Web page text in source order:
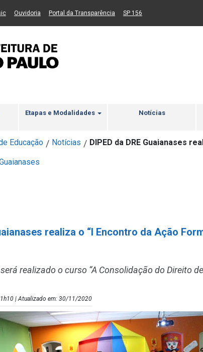
menu principal 2 Ir para busca Ir para rodapé
(Link para um novo sítio)
Ouvidoria (Link para um novo sítio)
Portal da Transparência (Link para um novo sítio)
SP 156
Etapas e Modalidades Notícias
Educação / Notícias / DIPED da DRE Guaianases
realiza o “I Encontro da Ação
realizado o curso “A Consolidação do Direito
| Atualizado em: 30/11/2020